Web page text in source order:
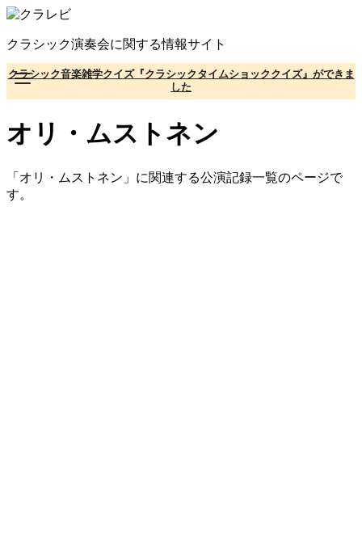
コ
テ
ン
ツ
へ
動
クラシック演奏会に関する情報サイト
クラシック音楽雑学クイズ『クラシックタイムショッククイズ』ができま
した
オリ・ムストネン
「オリ・ムストネン」に関連する公演記録一覧のページで
す。